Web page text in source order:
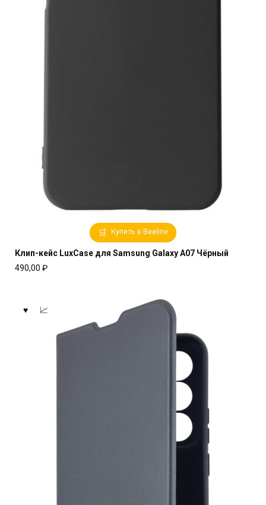
Купить в Beeline
Клип-кейс LuxCase для Samsung Galaxy A07 Чёрный
490,00 ₽